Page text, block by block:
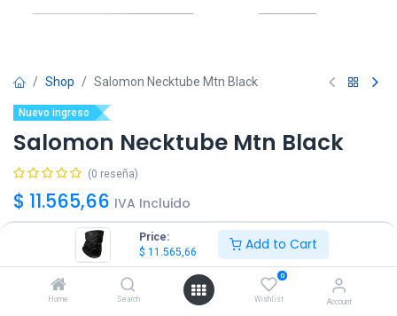
Price:
$ 11.565,66 Add to Cart
Home Search
0
Wishlist Account
Shop Salomon Necktube Mtn Black
Nuevo ingreso
Salomon Necktube Mtn Black
(0 reseña)
$ 11.565,66 IVA Incluido
Agregar Comprar ya!